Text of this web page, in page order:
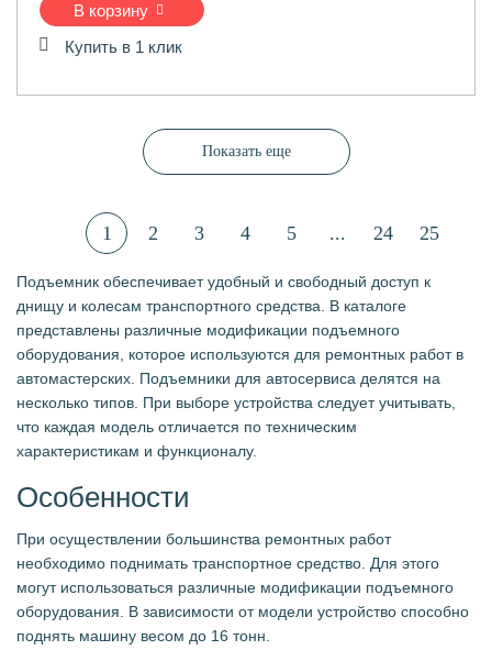
В корзину
Купить в 1 клик
Показать еще
1 2 3 4 5 ... 24 25
Подъемник обеспечивает удобный и свободный доступ к
днищу и колесам транспортного средства. В каталоге
представлены различные модификации подъемного
оборудования, которое используются для ремонтных работ в
автомастерских. Подъемники для автосервиса делятся на
несколько типов. При выборе устройства следует учитывать,
что каждая модель отличается по техническим
характеристикам и функционалу.
Особенности
При осуществлении большинства ремонтных работ
необходимо поднимать транспортное средство. Для этого
могут использоваться различные модификации подъемного
оборудования. В зависимости от модели устройство способно
поднять машину весом до 16 тонн.